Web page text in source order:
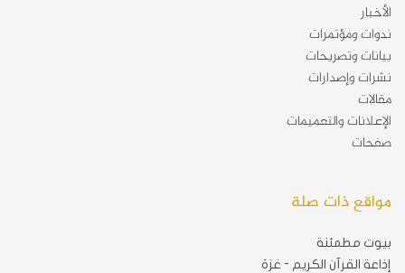
الأخبار
ندوات ومؤتمرات
بيانات وتصريحات
نشرات وإصدارات
مقالات
الإعلانات والتعميمات
صفحات
مواقع ذات صلة
بيوت مطمئنة
إذاعة القرآن الكريم - غزة